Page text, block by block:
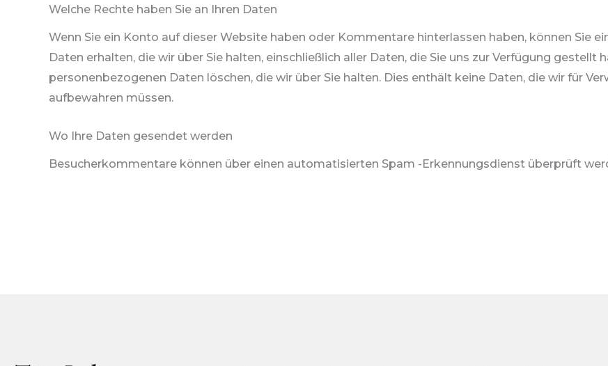
Welche Rechte haben Sie an Ihren Daten
Wenn Sie ein Konto auf dieser Website haben oder Kommentare hinterlassen haben, können Sie
Daten erhalten, die wir über Sie halten, einschließlich aller Daten, die Sie uns zur Verfügung gestellt
personenbezogenen Daten löschen, die wir über Sie halten. Dies enthält keine Daten, die wir für
aufbewahren müssen.
Wo Ihre Daten gesendet werden
Besucherkommentare können über einen automatisierten Spam -Erkennungsdienst überprüft